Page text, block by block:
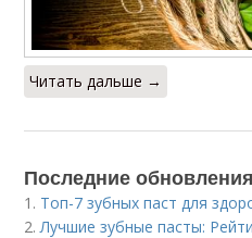
Читать дальше →
Последние
1. Топ-7 зубных паст для
2.Лучшие зубные пасты: